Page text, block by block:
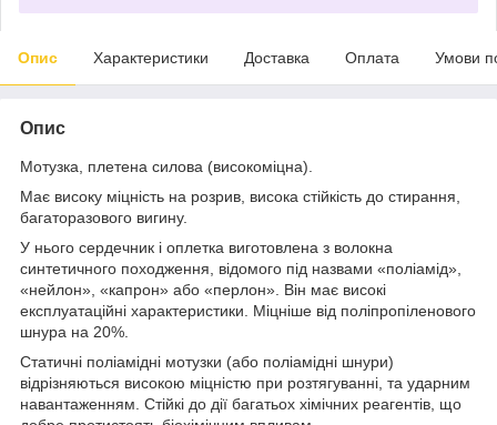
Опис Характеристики Доставка Оплата Умови
Опис
Мотузка, плетена силова (високоміцна).
Має високу міцність на розрив, висока стійкість до стирання,
багаторазового вигину.
У нього сердечник і оплетка виготовлена ​​з волокна
синтетичного походження, відомого під назвами «поліамід»,
«нейлон», «капрон» або «перлон». Він має високі
експлуатаційні характеристики. Міцніше від поліпропіленового
шнура на 20%.
Статичні поліамідні мотузки (або поліамідні шнури)
відрізняються високою міцністю при розтягуванні, та ударним
навантаженням. Стійкі до дії багатьох хімічних реагентів, що